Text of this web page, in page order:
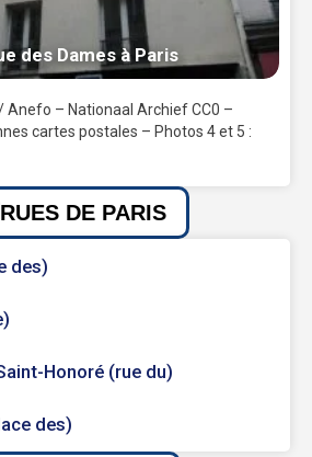
des Dames à Paris
Anefo – Nationaal Archief CC0 –
cartes postales – Photos 4 et 5 :
RUES DE PARIS
des)
Honoré (rue du)
des)